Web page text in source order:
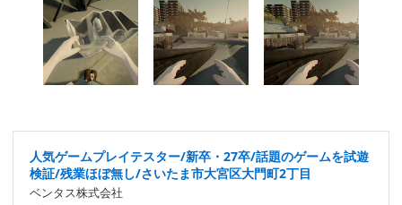
人気ゲームプレイテスター/新卒・27卒/話題のゲームを試遊
検証/残業ほぼ無し/さいたま市大宮区大門町2丁目
ベンタス株式会社